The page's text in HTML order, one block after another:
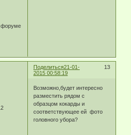
Поделиться 13
21-01-
2015 00:58:19
Возможно,будет интересно
разместить рядом с
образцом кокарды и
соответствующее ей фото
головного убора?